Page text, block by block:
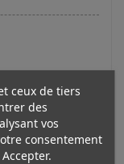
ceux de tiers
des
vos
consentement